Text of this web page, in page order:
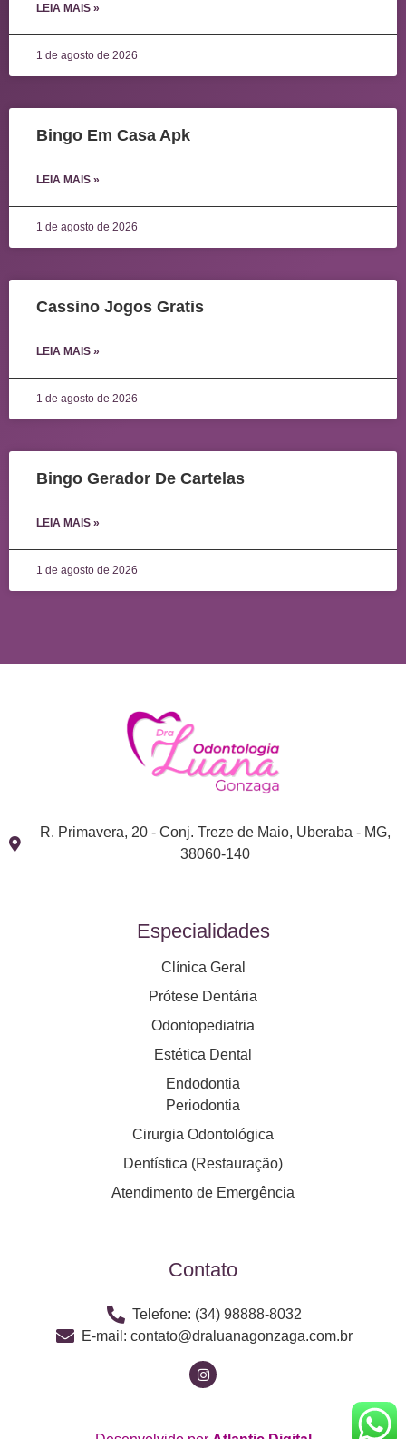
LEIA MAIS »
1 de agosto de 2026
Bingo Em Casa Apk
LEIA MAIS »
1 de agosto de 2026
Cassino Jogos Gratis
LEIA MAIS »
1 de agosto de 2026
Bingo Gerador De Cartelas
LEIA MAIS »
1 de agosto de 2026
R. Primavera, 20 - Conj. Treze de Maio, Uberaba - MG,
38060-140
Especialidades
Clínica Geral
Prótese Dentária
Odontopediatria
Estética Dental
Endodontia
Periodontia
Cirurgia Odontológica
Dentística (Restauração)
Atendimento de Emergência
Contato
Telefone: (34) 98888-8032
E-mail: contato@draluanagonzaga.com.br